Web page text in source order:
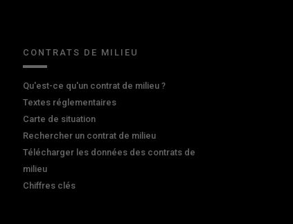
CONTRATS DE MILIEU
Qu'est-ce qu'un contrat de milieu ?
Textes réglementaires
Carte de situation
Rechercher un contrat de milieu
Télécharger les données des contrats de
milieu
Chiffres clés